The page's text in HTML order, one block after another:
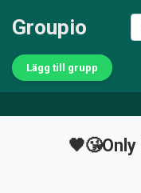
Groupio
Lägg till grupp